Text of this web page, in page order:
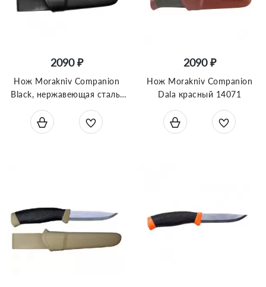
2090 ₽
Нож Morakniv Companion
Black, нержавеющая сталь,
2090 ₽
Нож Morakniv Companion
Dala красный 14071